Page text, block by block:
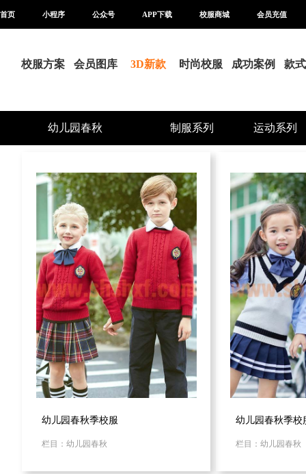
首页 小程序 公众号 APP下载 校服商城 会员充值
校服方案 会员图库 3D新款 时尚校服 成功案例 款
幼儿园春秋 制服系列 运动系列
幼儿园春秋季校服
栏目：幼儿园春秋
幼儿园春秋季校
栏目：幼儿园春秋